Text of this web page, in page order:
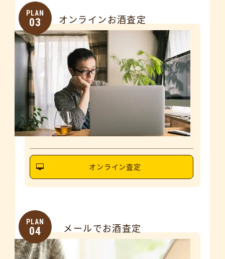
PLAN
03 オンラインお酒査定
オンライン査定
PLAN
04 メールでお酒査定